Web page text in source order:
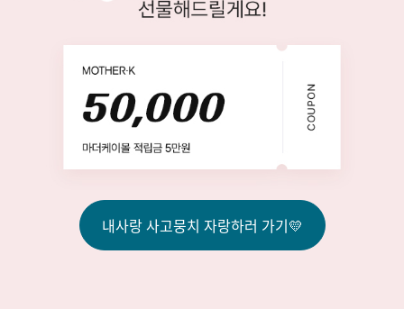
내사랑 사고뭉치 자랑하러 가기💛